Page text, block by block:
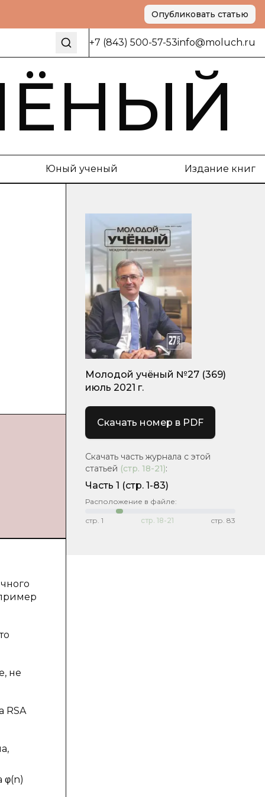
Опубликовать статью
+7 (843) 500-57-53info@moluch.ru
Юный ученый Издание книг
не
RSA
φ(n)
Молодой учёный №27 (369)
июль 2021 г.
Скачать номер в PDF
Скачать часть журнала с этой
статьей (стр. 18-21):
Часть 1 (стр. 1-83)
Расположение в файле:
стр. 1 стр. 18-21 стр. 83